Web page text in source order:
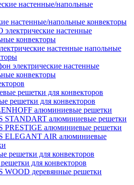
настенные/напольные конвекторы
электрические настенные
конвекторы
настенные напольные
электрические настенные
конвекторы
решетки для конвекторов
алюминиевые решетки
STANDART алюминиевые решетки
PRESTIGE алюминиевые решетки
ELEGANT AIR алюминиевые
для конвекторов
WOOD деревянные решетки